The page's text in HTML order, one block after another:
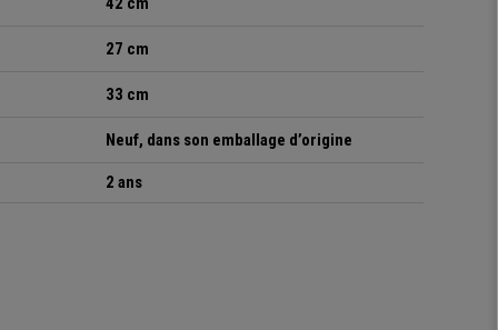
27 cm
33 cm
Neuf, dans son emballage d’origine
2 ans